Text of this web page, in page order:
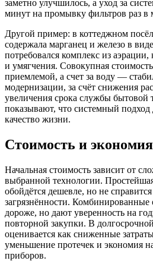
заметно улучшилось, а уход за
минут на промывку фильтров раз в
Другой пример: в коттеджном
содержала марганец и железо в
потребовался комплекс из аэрации,
и умягчения. Совокупная стоимость
приемлемой, а счет за воду —
модернизации, за счёт снижения
увеличения срока службы бытовой
показывают, что системный
качество жизни.
Стоимость и
Начальная стоимость зависит от
выбранной технологии.
обойдётся дешевле, но не
загрязнённости.
дороже, но дают уверенность на
повторной закупки. В
оценивается как сниженные
уменьшение протечек и экономия
приборов.